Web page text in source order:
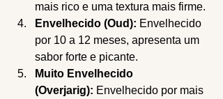
mais rico e uma textura mais firme.
Envelhecido (Oud): Envelhecido
por 10 a 12 meses, apresenta um
sabor forte e picante.
Muito Envelhecido
(Overjarig): Envelhecido por mais